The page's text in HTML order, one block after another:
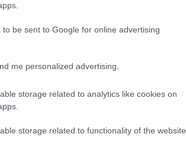
be sent to Google for online advertising
me personalized advertising.
storage related to analytics like cookies on
storage related to functionality of the website